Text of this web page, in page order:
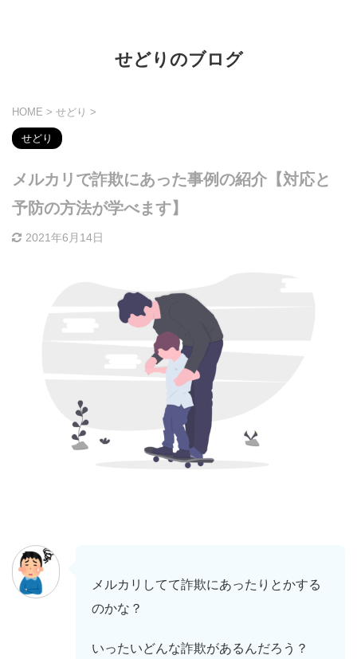
せどりのブログ
HOME > せどり >
せどり
メルカリで詐欺にあった事例の紹介【対応と
予防の方法が学べます】
2021年6月14日
メルカリしてて詐欺にあったりとかする
のかな？
いったいどんな詐欺があるんだろう？